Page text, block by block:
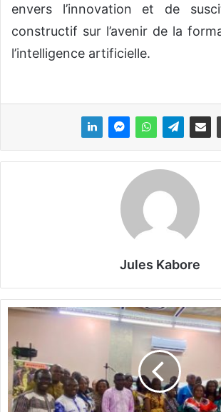
envers l’innovation et de
constructif sur l’avenir de la
l’intelligence artificielle.
Jules Kabore
B
k
n
a